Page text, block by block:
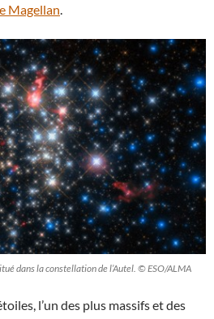
Magellan.
dans la constellation de l’Autel. © ESO/ALMA
l’un des plus massifs et des